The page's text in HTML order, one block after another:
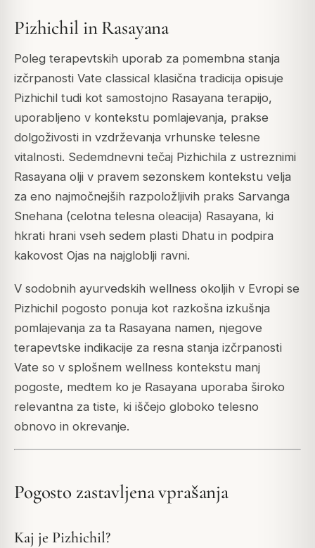
Pizhichil in Rasayana
Poleg terapevtskih uporab za pomembna stanja
izčrpanosti Vate classical klasična tradicija opisuje
Pizhichil tudi kot samostojno Rasayana terapijo,
uporabljeno v kontekstu pomlajevanja, prakse
dolgoživosti in vzdrževanja vrhunske telesne
vitalnosti. Sedemdnevni tečaj Pizhichila z ustreznimi
Rasayana olji v pravem sezonskem kontekstu velja
za eno najmočnejših razpoložljivih praks Sarvanga
Snehana (celotna telesna oleacija) Rasayana, ki
hkrati hrani vseh sedem plasti Dhatu in podpira
kakovost Ojas na najgloblji ravni.
V sodobnih ayurvedskih wellness okoljih v Evropi se
Pizhichil pogosto ponuja kot razkošna izkušnja
pomlajevanja za ta Rasayana namen, njegove
terapevtske indikacije za resna stanja izčrpanosti
Vate so v splošnem wellness kontekstu manj
pogoste, medtem ko je Rasayana uporaba široko
relevantna za tiste, ki iščejo globoko telesno
obnovo in okrevanje.
Pogosto zastavljena vprašanja
Kaj je Pizhichil?